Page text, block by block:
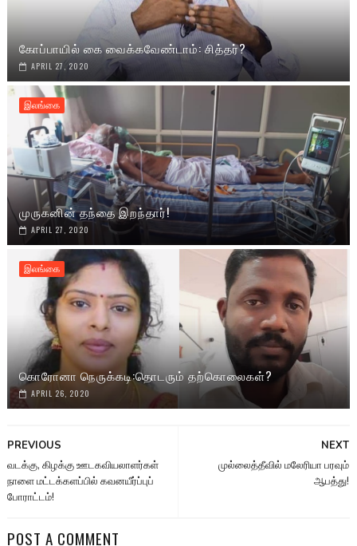
கோப்பாயில் கை வைக்கவேண்டாம்: சித்தர்?
APRIL 27, 2020
இலங்கை
முருகனின் தந்தை இறந்தார்!
APRIL 27, 2020
இலங்கை
கொரோனா நெருக்கடி:தொடரும் தற்கொலைகள்?
APRIL 26, 2020
NEXT
முல்லைத்தீவில் மலேரியா பரவும்
ஆபத்து!
PREVIOUS
வடக்கு, கிழக்கு ஊடகவியலாளர்கள்
நாளை மட்டக்களப்பில் கவனயீர்ப்புப்
போராட்டம்!
POST A COMMENT